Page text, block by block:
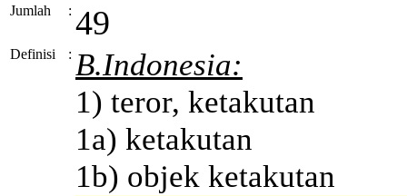
Jumlah : 49
Definisi : B.Indonesia:
1) teror, ketakutan
1a) ketakutan
1b) objek ketakutan